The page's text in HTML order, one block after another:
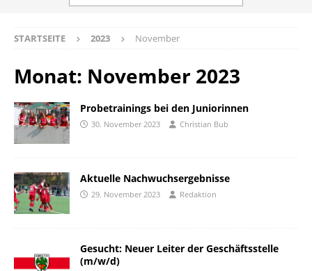
STARTSEITE 2023 November
Monat: November 2023
Probetrainings bei den Juniorinnen
30. November 2023 Christian Bub
Aktuelle Nachwuchsergebnisse
29. November 2023 Redaktion
Gesucht: Neuer Leiter der Geschäftsstelle
(m/w/d)